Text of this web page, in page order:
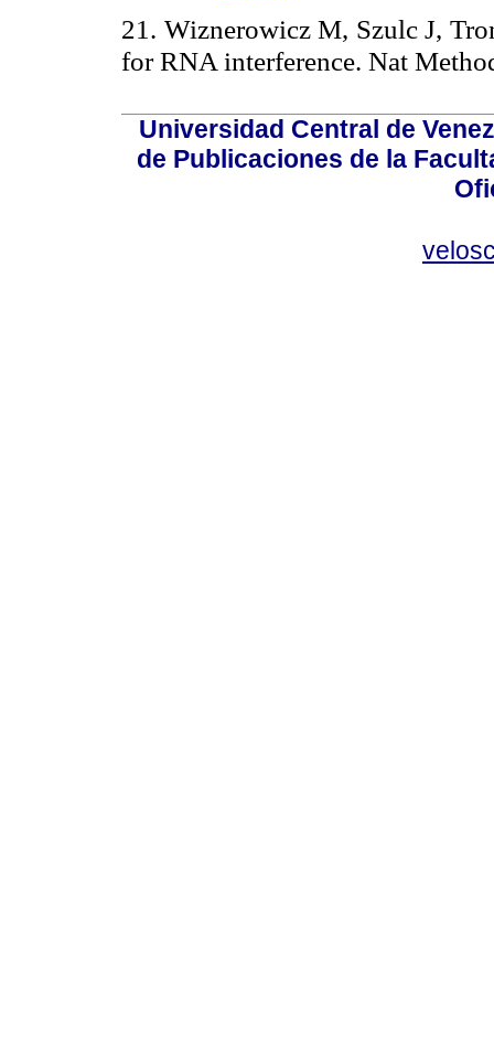
21. Wiznerowicz M, Szulc J,
for RNA interference. Nat
Universidad Central de
de Publicaciones de la